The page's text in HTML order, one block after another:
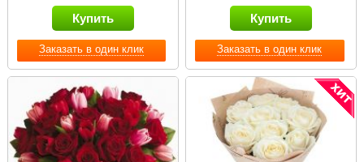
Заказать в один клик
Купить
Заказать в один клик
Купить